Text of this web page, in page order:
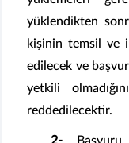
yüklendikten
kişinin temsil ve
edilecek ve
yetkili
reddedilecektir.